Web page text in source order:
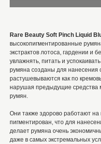
Rare Beauty Soft Pinch Liquid
высокопигментированные
экстрактов лотоса, гардении и
увлажнять, питать и
румяна созданы для нанесения
растушевываются как по
нарушая предыдущие средства
румян.
Они также здорово работают на
пигментирован, что для
делает румяна очень
даже в самых экстремальных